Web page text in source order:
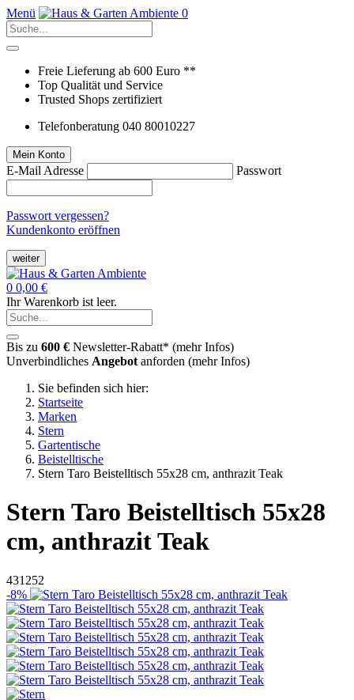
Menü 0
Freie Lieferung ab 600 Euro **
Top Qualität und Service
Trusted Shops zertifiziert
Telefonberatung 040 80010227
Mein Konto
E-Mail Adresse Passwort
Passwort vergessen?
Kundenkonto eröffnen
weiter
0 0,00 €
Ihr Warenkorb ist leer.
Bis zu 600 € Newsletter-Rabatt* (mehr Infos)
Unverbindliches Angebot anforden (mehr Infos)
Sie befinden sich hier:
Startseite
Marken
Stern
Gartentische
Beistelltische
Stern Taro Beistelltisch 55x28 cm, anthrazit Teak
SternTaro Beistelltisch 55x28
cm, anthrazit Teak
431252
-8%